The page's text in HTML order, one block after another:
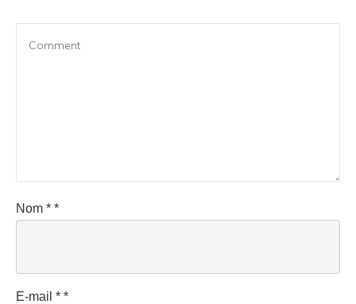
Nom * *
E-mail * *